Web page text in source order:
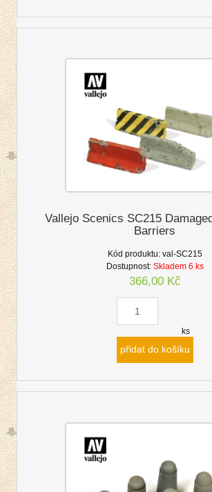
Vallejo Scenics SC215
Barriers
Kód produktu: val-SC215
Dostupnost: Skladem 6 ks
366,00 Kč
ks
přidat do košíku